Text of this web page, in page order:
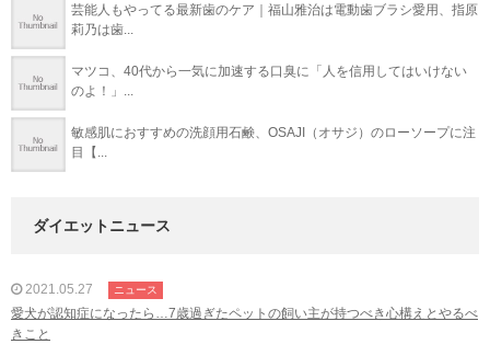
芸能人もやってる最新歯のケア｜福山雅治は電動歯ブラシ愛用、指原
莉乃は歯...
マツコ、40代から一気に加速する口臭に「人を信用してはいけない
のよ！」...
敏感肌におすすめの洗顔用石鹸、OSAJI（オサジ）のローソープに注
目【...
ダイエットニュース
2021.05.27 ニュース
愛犬が認知症になったら…7歳過ぎたペットの飼い主が持つべき心構えとやるべ
きこと